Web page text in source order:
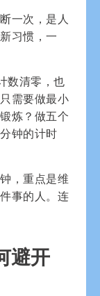
一次，是人
习惯，一
数清零，也
需要做最小
炼？做五个
钟的计时
，重点是维
事的人。连
避开